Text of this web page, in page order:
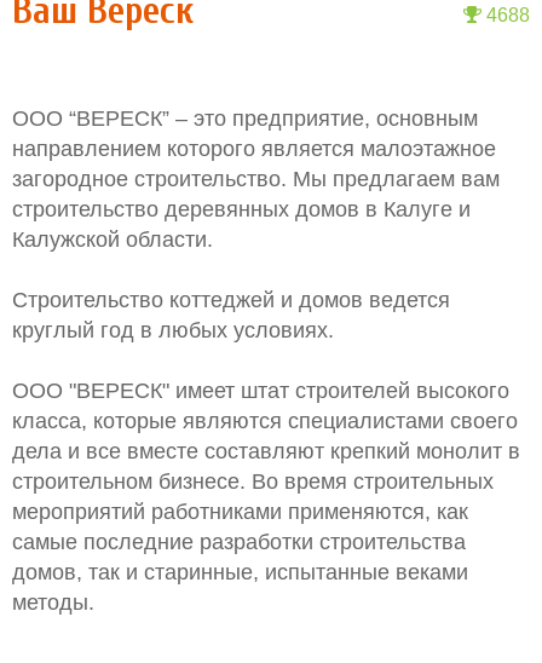
4688
Ваш Вереск
ООО “ВЕРЕСК” – это предприятие, основным
направлением которого является малоэтажное
загородное строительство. Мы предлагаем вам
строительство деревянных домов в Калуге и
Калужской области.
Строительство коттеджей и домов ведется
круглый год в любых условиях.
ООО "ВЕРЕСК" имеет штат строителей высокого
класса, которые являются специалистами своего
дела и все вместе составляют крепкий монолит в
строительном бизнесе. Во время строительных
мероприятий работниками применяются, как
самые последние разработки строительства
домов, так и старинные, испытанные веками
методы.